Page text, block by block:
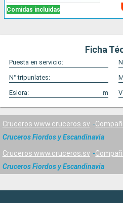
Comidas incluidas
Ficha
Puesta en servicio:
N° tripunlates:
Eslora:
m
Cruceros www.cruceros.sv
Cruceros Fiordos y Escandinavia
Cruceros www.cruceros.sv
Cruceros Fiordos y Escandinavia